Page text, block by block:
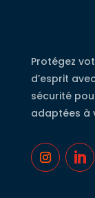
Protégez
d’esprit
sécurité
adaptées à